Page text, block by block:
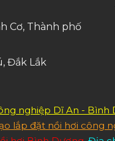
Cơ, Thành phố
Đắk Lắk
nghiệp Dĩ An - Bình
lắp đặt nồi hơi công